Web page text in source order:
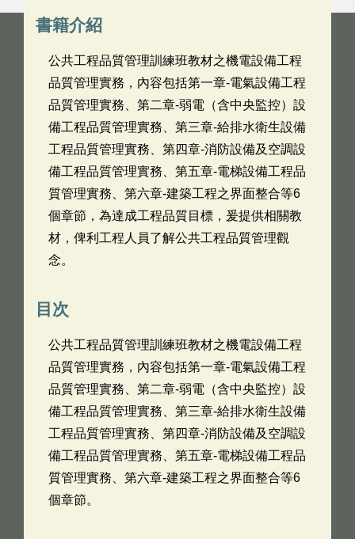
書籍介紹
公共工程品質管理訓練班教材之機電設備工程
品質管理實務，內容包括第一章-電氣設備工程
品質管理實務、第二章-弱電（含中央監控）設
備工程品質管理實務、第三章-給排水衛生設備
工程品質管理實務、第四章-消防設備及空調設
備工程品質管理實務、第五章-電梯設備工程品
質管理實務、第六章-建築工程之界面整合等6
個章節，為達成工程品質目標，爰提供相關教
材，俾利工程人員了解公共工程品質管理觀
念。
目次
公共工程品質管理訓練班教材之機電設備工程
品質管理實務，內容包括第一章-電氣設備工程
品質管理實務、第二章-弱電（含中央監控）設
備工程品質管理實務、第三章-給排水衛生設備
工程品質管理實務、第四章-消防設備及空調設
備工程品質管理實務、第五章-電梯設備工程品
質管理實務、第六章-建築工程之界面整合等6
個章節。